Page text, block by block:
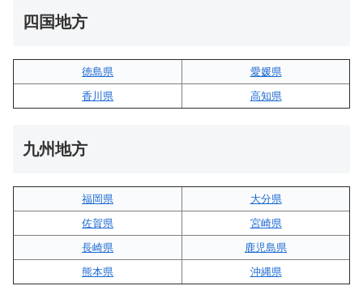
四国地方
徳島県
愛媛県
香川県
高知県
九州地方
福岡県
大分県
佐賀県
宮崎県
長崎県
鹿児島県
熊本県
沖縄県